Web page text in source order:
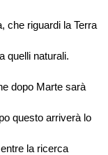
che riguardi la Terra
quelli naturali.
dopo Marte sarà
questo arriverà lo
la ricerca